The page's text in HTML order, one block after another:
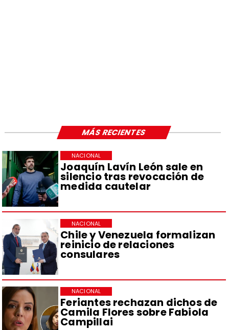
Joaquín Lavín León sale en
silencio tras revocación de
medida cautelar
NACIONAL
Chile y Venezuela formalizan
reinicio de relaciones
consulares
NACIONAL
Feriantes rechazan dichos de
Camila Flores sobre Fabiola
Campillai
NACIONAL
MÁS RECIENTES